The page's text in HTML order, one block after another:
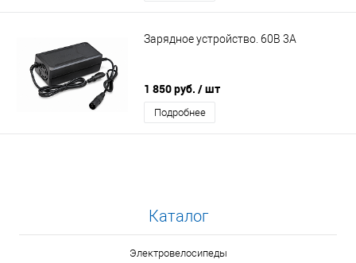
Зарядное устройство. 60В 3А
1 850 руб. / шт
Подробнее
Каталог
Электровелосипеды